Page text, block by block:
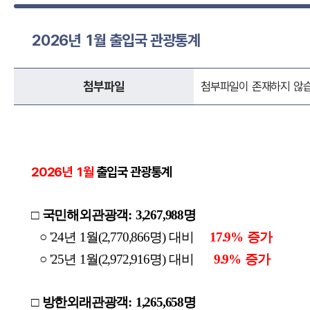
2026년 1월 출입국 관광통계
첨부파일 첨부파일이 존재하지 않
2026년 1월출입국 관광통계
□ 국민해외관광객: 3,267,988명
○ '24년 1월(2,770,866명) 대비 17.9% 증가
○ '25년 1월(2,972,916명) 대비 9.9% 증가
□ 방한외래관광객: 1,265,658명